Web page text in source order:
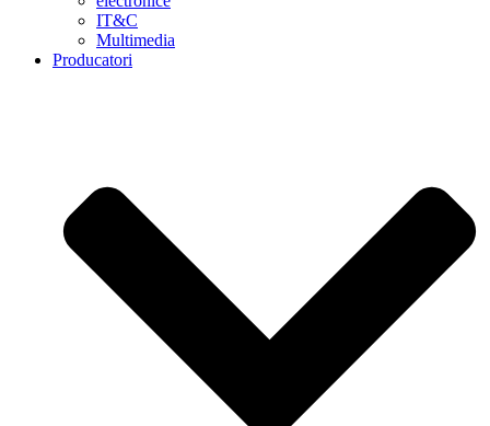
IT&C
Multimedia
Producatori